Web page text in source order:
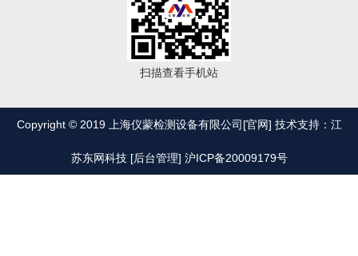
扫描查看手机站
Copyright © 2019 上海仪蒙检测设备有限公司[官网] 技术支持：江
苏东网科技 [后台管理] 沪ICP备20009179号